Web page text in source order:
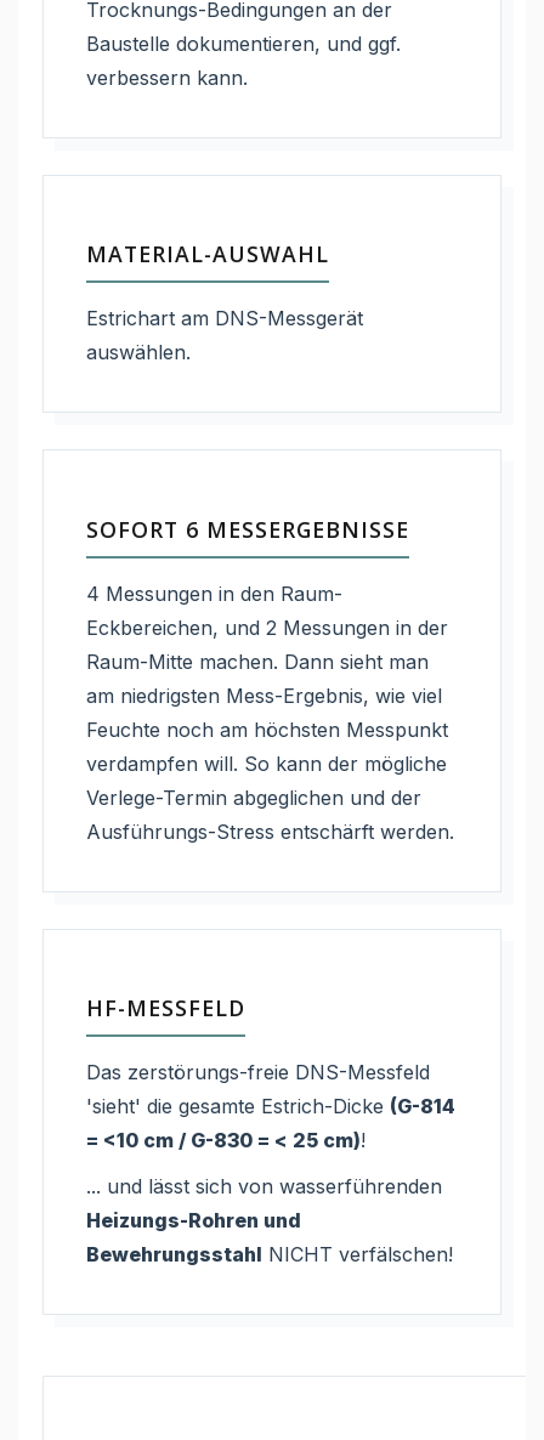
Trocknungs-Bedingungen an der
Baustelle dokumentieren, und ggf.
verbessern kann.
MATERIAL-AUSWAHL
Estrichart am DNS-Messgerät
auswählen.
SOFORT 6 MESSERGEBNISSE
4 Messungen in den Raum-
Eckbereichen, und 2 Messungen in der
Raum-Mitte machen. Dann sieht man
am niedrigsten Mess-Ergebnis, wie viel
Feuchte noch am höchsten Messpunkt
verdampfen will. So kann der mögliche
Verlege-Termin abgeglichen und der
Ausführungs-Stress entschärft werden.
HF-MESSFELD
Das zerstörungs-freie DNS-Messfeld
'sieht' die gesamte Estrich-Dicke (G-814
= <10 cm / G-830 = < 25 cm)!
... und lässt sich von wasserführenden
Heizungs-Rohren und
Bewehrungsstahl NICHT verfälschen!